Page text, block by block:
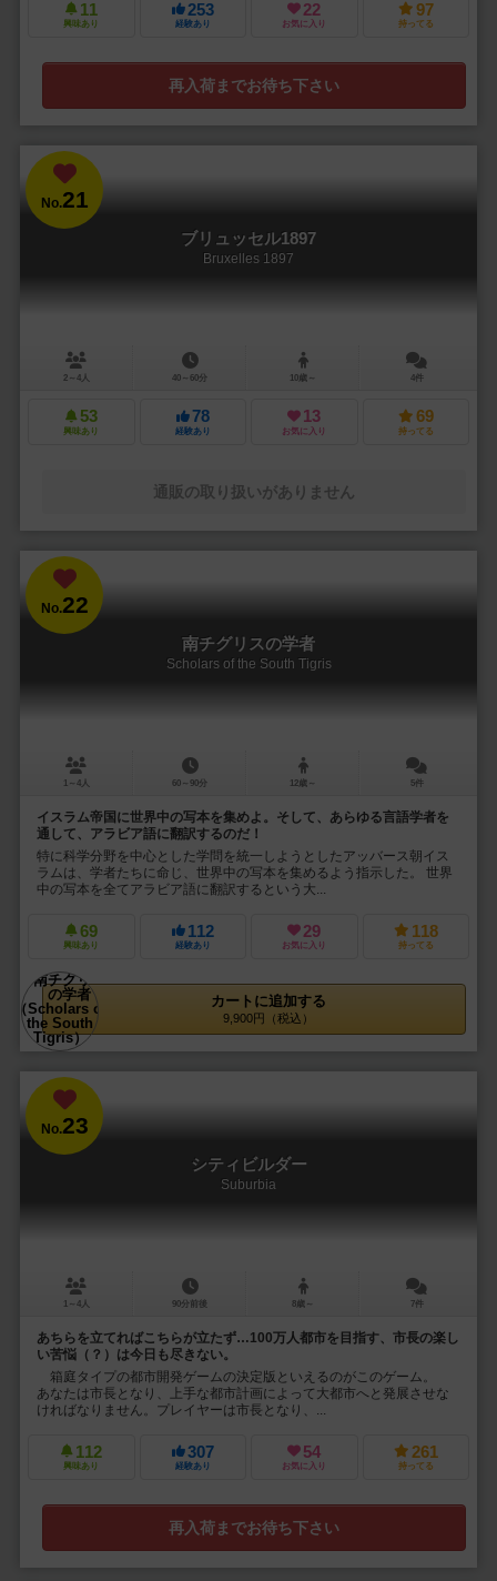
11
興味あり
253
経験あり
22
お気に入り
97
持ってる
再入荷までお待ち下さい
No.21
ブリュッセル1897
Bruxelles 1897
2～4人 40～60分 10歳～ 4件
53
興味あり
78
経験あり
13
お気に入り
69
持ってる
通販の取り扱いがありません
No.22
南チグリスの学者
Scholars of the South Tigris
1～4人 60～90分 12歳～ 5件
イスラム帝国に世界中の写本を集めよ。そして、あらゆる言語学者を
通して、アラビア語に翻訳するのだ！
特に科学分野を中心とした学問を統一しようとしたアッバース朝イス
ラムは、学者たちに命じ、世界中の写本を集めるよう指示した。 世界
中の写本を全てアラビア語に翻訳するという大...
69
興味あり
112
経験あり
29
お気に入り
118
持ってる
カートに追加する
9,900円（税込）
No.23
シティビルダー
Suburbia
1～4人 90分前後 8歳～ 7件
あちらを立てればこちらが立たず…100万人都市を目指す、市長の楽し
い苦悩（？）は今日も尽きない。
箱庭タイプの都市開発ゲームの決定版といえるのがこのゲーム。
あなたは市長となり、上手な都市計画によって大都市へと発展させな
ければなりません。プレイヤーは市長となり、...
112
興味あり
307
経験あり
54
お気に入り
261
持ってる
再入荷までお待ち下さい